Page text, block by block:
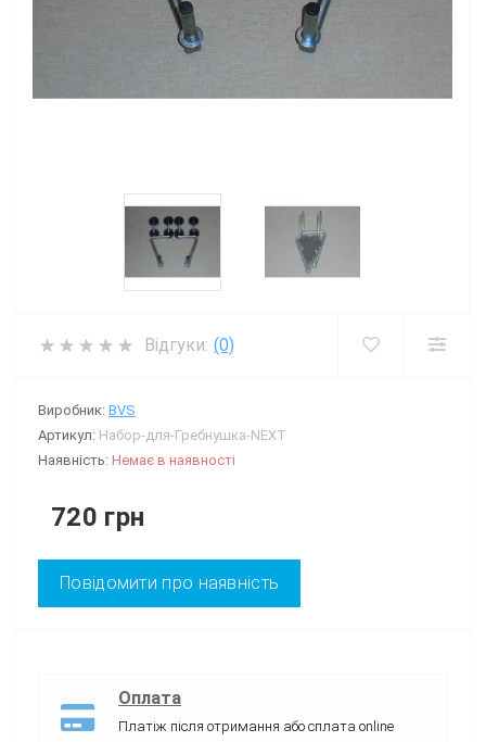
Відгуки: (0)
Виробник: BVS
Артикул: Набор-для-Гребнушка-NEXT
Наявність: Немає в наявності
720 грн
Повідомити про наявність
Оплата
Платіж після отримання або сплата online